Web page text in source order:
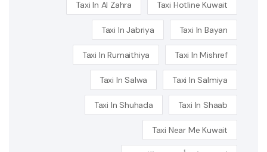
Taxi Hotline Kuwait
Taxi In Al Zahra
Taxi In Bayan
Taxi In Jabriya
Taxi In Mishref
Taxi In Rumaithiya
Taxi In Salmiya
Taxi In Salwa
Taxi In Shaab
Taxi In Shuhada
Taxi Near Me Kuwait